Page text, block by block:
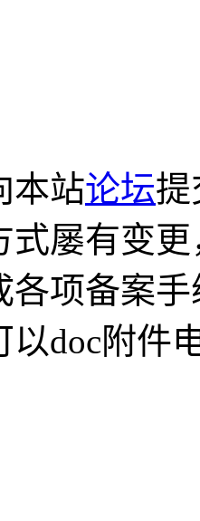
本站论坛提
式屡有变
各项备案
以doc附件